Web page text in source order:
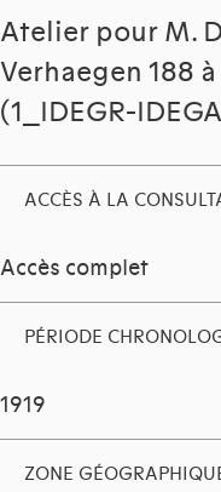
Atelier pour M.
Verhaegen 188
(1_IDEGR-
ACCÈS À LA
Accès complet
PÉRIODE
1919
ZONE